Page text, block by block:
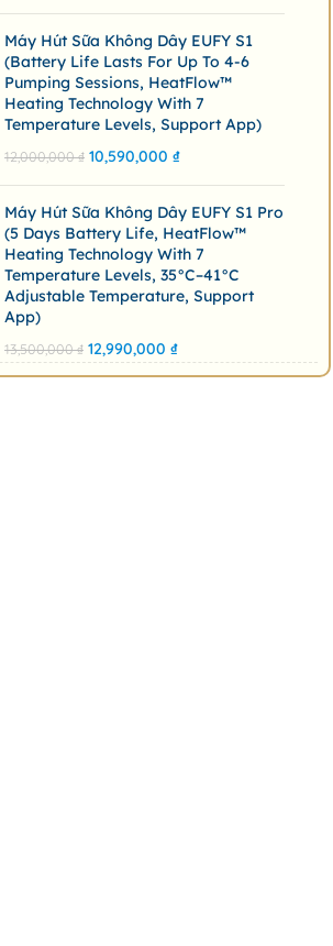
Máy Hút Sữa Không Dây EUFY S1
(Battery Life Lasts For Up To 4-6
Pumping Sessions, HeatFlow™
Heating Technology With 7
Temperature Levels, Support App)
12,000,000₫ 10,590,000 ₫
Máy Hút Sữa Không Dây EUFY S1 Pro
(5 Days Battery Life, HeatFlow™
Heating Technology With 7
Temperature Levels, 35°C–41°C
Adjustable Temperature, Support
App)
13,500,000₫ 12,990,000 ₫